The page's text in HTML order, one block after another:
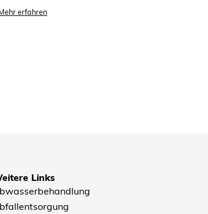
erfahren
Links